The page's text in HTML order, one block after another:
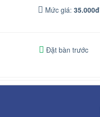
Mức giá: 35.000đ
Đặt bàn trước